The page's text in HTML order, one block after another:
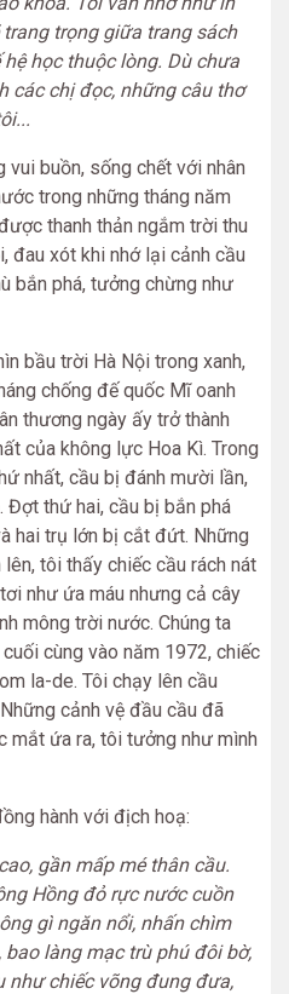
trọng giữa trang sách
học thuộc lòng. Dù chưa
các chị đọc, những câu thơ
buồn, sống chết với nhân
trong những tháng năm
thanh thản ngắm trời thu
đau xót khi nhớ lại cảnh cầu
bắn phá, tưởng chừng như
bầu trời Hà Nội trong xanh,
chống đế quốc Mĩ oanh
thương ngày ấy trở thành
của không lực Hoa Kì. Trong
nhất, cầu bị đánh mười lần,
Đợt thứ hai, cầu bị bắn phá
hai trụ lớn bị cắt đứt. Những
tôi thấy chiếc cầu rách nát
như ứa máu nhưng cả cây
mông trời nước. Chúng ta
cùng vào năm 1972, chiếc
la-de. Tôi chạy lên cầu
cảnh vệ đầu cầu đã
mắt ứa ra, tôi tưởng như mình
hành với địch hoạ:
gần mấp mé thân cầu.
Hồng đỏ rực nước cuồn
gì ngăn nổi, nhấn chìm
làng mạc trù phú đôi bờ,
như chiếc võng đung đưa,